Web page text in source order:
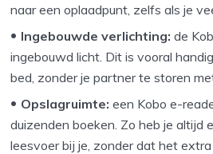
naar een oplaadpunt, zelfs als je
Ingebouwde verlichting: de
ingebouwd licht. Dit is vooral
bed, zonder je partner te storen
Opslagruimte: een Kobo e-
duizenden boeken. Zo heb je altijd
leesvoer bij je, zonder dat het